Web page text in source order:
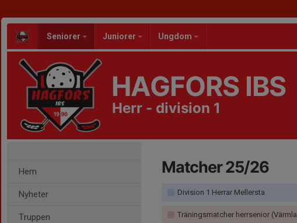
Seniorer Juniorer Ungdom
HAGFORS IBS
Herr - division 1
Hem
Nyheter
Truppen
Matcher 25/26
Division 1 Herrar Mellersta
Träningsmatcher herrsenior (Värmland)